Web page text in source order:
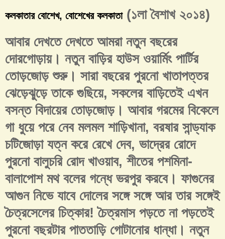
কলকাতার বোশেখ, বোশেখের কলকাতা(১লা বৈশাখ ২০১৪)
আবার দেখতে দেখতে আমরা নতুন বছরের
দোরগোড়ায়। নতুন বাড়ির হাউস ওয়ার্মিং পার্টির
তোড়জোড় শুরু। সারা বছরের পুরনো খাতাপত্তর
ঝেড়েঝুড়ে তাকে গুছিয়ে, সকলের বাড়িতেই এখন
বসন্ত বিদায়ের তোড়জোড়। আবার গরমের বিকেলে
গা ধুয়ে পরে নেব মলমল শাড়িখানা, বরষার সান্ড্যাক
চটিজোড়া যত্ন করে রেখে দেব, ভাদ্রের রোদে
পুরনো বালুচরি রোদ খাওয়াব, শীতের পশমিনা-
বালাপোশ মথ বলের গন্ধে ভরপুর করবে। ফাগুনের
আগুন নিভে যাবে দোলের সঙ্গে সঙ্গে আর তার সঙ্গেই
চৈত্রসেলের চিত্কার! চৈত্রমাস পড়তে না পড়তেই
পুরনো বছরটার পাততাড়ি গোটানোর ধান্ধা। নতুন